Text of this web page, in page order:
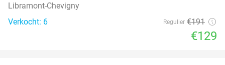
Libramont-Chevigny
Verkocht: 6
Regulier €191
€129